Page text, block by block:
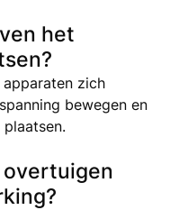
het
zich
bewegen en
overtuigen